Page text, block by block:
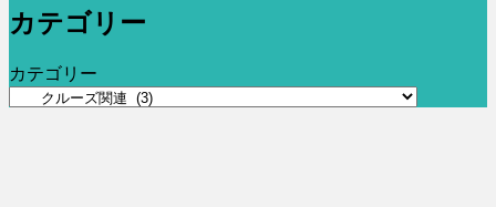
カテゴリー
カテゴリー